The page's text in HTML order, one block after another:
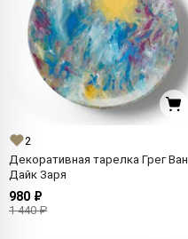
2
Декоративная тарелка Грег Ван
Дайк Заря
980 ₽
1 440 ₽